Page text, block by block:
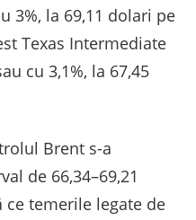
3%, la 69,11 dolari pe
Texas Intermediate
cu 3,1%, la 67,45
Brent s-a
de 66,34–69,21
temerile legate de